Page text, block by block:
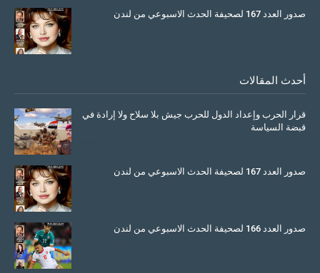
صدور العدد 167 لصحيفة الحدث الاسبوعي من لندن
أحدث المقالات
قرار الحرب وإعداد الدول للحرب جيش بلا سلاح ولا إرادة في
قبضة السياسة
صدور العدد 167 لصحيفة الحدث الاسبوعي من لندن
صدور العدد 166 لصحيفة الحدث الاسبوعي من لندن